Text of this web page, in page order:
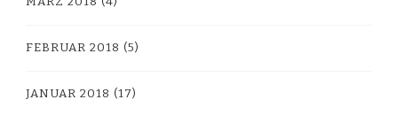
FEBRUAR 2018 (5)
JANUAR 2018 (17)